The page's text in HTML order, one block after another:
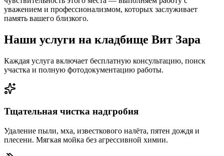
уважением и профессионализмом, которых заслуживает
память вашего близкого.
Наши услуги на кладбище Вит Зара
Каждая услуга включает бесплатную консультацию, поиск
участка и полную фотодокументацию работы.
Тщательная чистка надгробия
Удаление пыли, мха, известкового налёта, пятен дождя и
плесени. Мягкая мойка без агрессивной химии.